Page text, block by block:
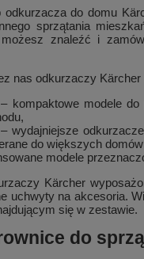
odkurzacza do domu
sprzątania
znaleźć i
nas odkurzaczy
kompaktowe modele
wydajniejsze
do większych
modele
Kärcher
uchwyty na akcesoria.
się w zestawie.
do